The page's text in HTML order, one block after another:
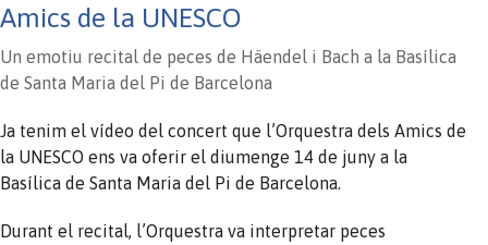
Amics de la UNESCO
Un emotiu recital de peces de Häendel i Bach a la Basílica
de Santa Maria del Pi de Barcelona
Ja tenim el vídeo del concert que l’Orquestra dels Amics de
la UNESCO ens va oferir el diumenge 14 de juny a la
Basílica de Santa Maria del Pi de Barcelona.
Durant el recital, l’Orquestra va interpretar peces